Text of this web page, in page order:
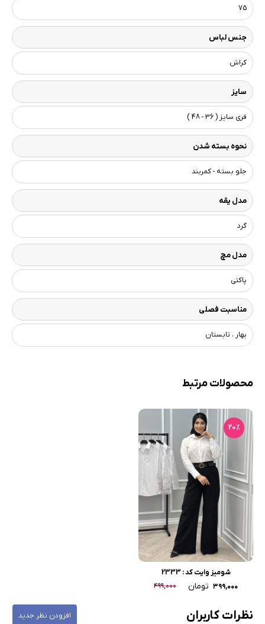
75
جنس لباس
کراش
سایز
فری سایز ( 36 - 48 )
نحوه بسته شدن
جلو بسته - کمربند
مدل یقه
گرد
مدل مچ
پاکتی
مناسبت فصلی
بهار ، تابستان
محصولات مرتبط
20٪
شومیز وایت کد : 2333
۳۹۹,۰۰۰ تومان ۴۹۹,۰۰۰
نظرات کاربران افزودن نظر جدید